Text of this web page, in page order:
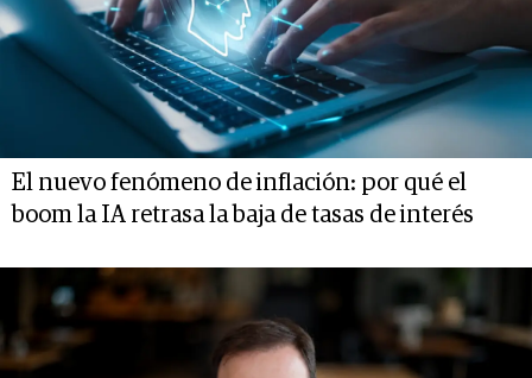
El nuevo fenómeno de inflación: por qué el
boom la IA retrasa la baja de tasas de interés